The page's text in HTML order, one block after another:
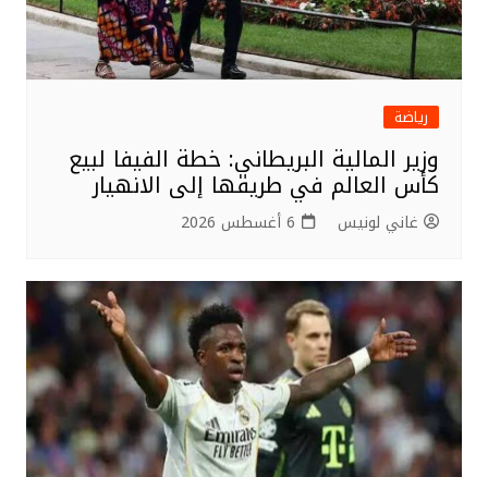
رياضة
وزير المالية البريطاني: خطة الفيفا لبيع
كأس العالم في طريقها إلى الانهيار
غاني لونيس 6 أغسطس 2026